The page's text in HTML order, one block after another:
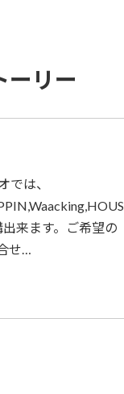
ーリー
では、
来ます。ご希望の
せ…